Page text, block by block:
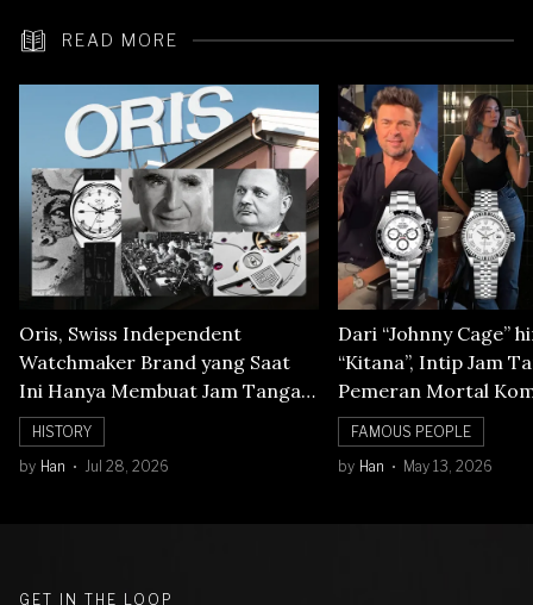
READ MORE
Oris, Swiss Independent
Watchmaker Brand yang Saat
Ini Hanya Membuat Jam Tangan
Mechanical
HISTORY
by Han Jul 28, 2026
Dari “Johnny Cage”
“Kitana”, Intip Jam
Pemeran Mortal
FAMOUS PEOPLE
by Han May 13, 2026
GET IN THE LOOP